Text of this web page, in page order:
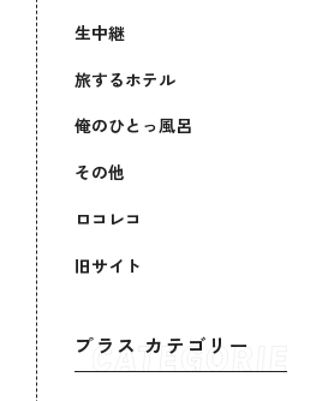
生中継
旅するホテル
俺のひとっ風呂
その他
ロコレコ
旧サイト
プラス カテゴリー